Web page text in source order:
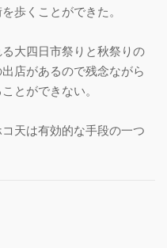
歩くことができた。
大四日市祭りと秋祭りの
店があるので残念ながら
とができない。
天は有効的な手段の一つ